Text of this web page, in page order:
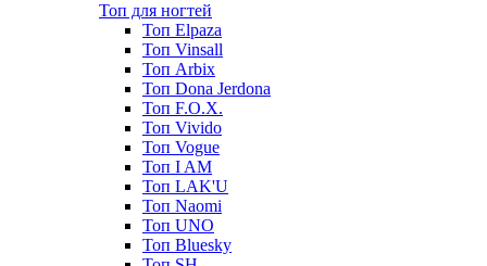
Топ для ногтей
Топ Elpaza
Топ Vinsall
Топ Arbix
Топ Dona Jerdona
Топ F.O.X.
Топ Vivido
Топ Vogue
Топ I AM
Топ LAK'U
Топ Naomi
Топ UNO
Топ Bluesky